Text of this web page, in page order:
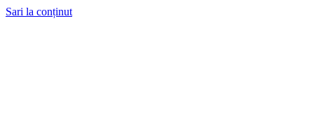
Sari la conținut